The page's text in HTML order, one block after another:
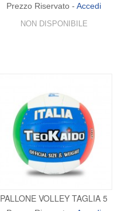
Prezzo Riservato -Accedi
NON DISPONIBILE
PALLONE VOLLEY TAGLIA 5